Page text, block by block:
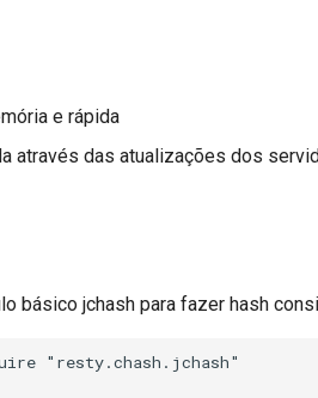
e rápida
através das atualizações dos
básico jchash para fazer hash
"resty.chash.jchash"